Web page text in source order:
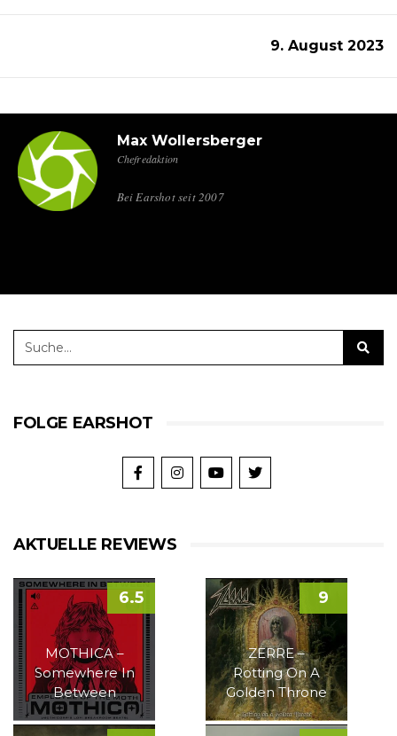
9. August 2023
Max Wollersberger
Chefredaktion
Bei Earshot seit 2007
FOLGE EARSHOT
AKTUELLE REVIEWS
MOTHICA –
Somewhere In
Between
6.5
ZERRE –
Rotting On A
Golden Throne
9